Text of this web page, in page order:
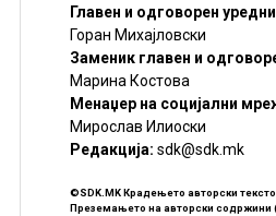
Главен и одговорен
Горан Михајловски
Заменик главен и
Марина Костова
Менаџер на социјални
Мирослав Илиоски
Редакцијa: sdk@sdk.mk
©SDK.MK Крадењето авторски
Преземањето на авторски содржини